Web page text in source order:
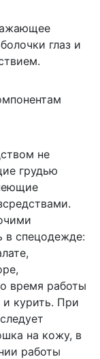
глаз и
не
грудью
в спецодежде:
время работы
курить. При
на кожу, в
работы